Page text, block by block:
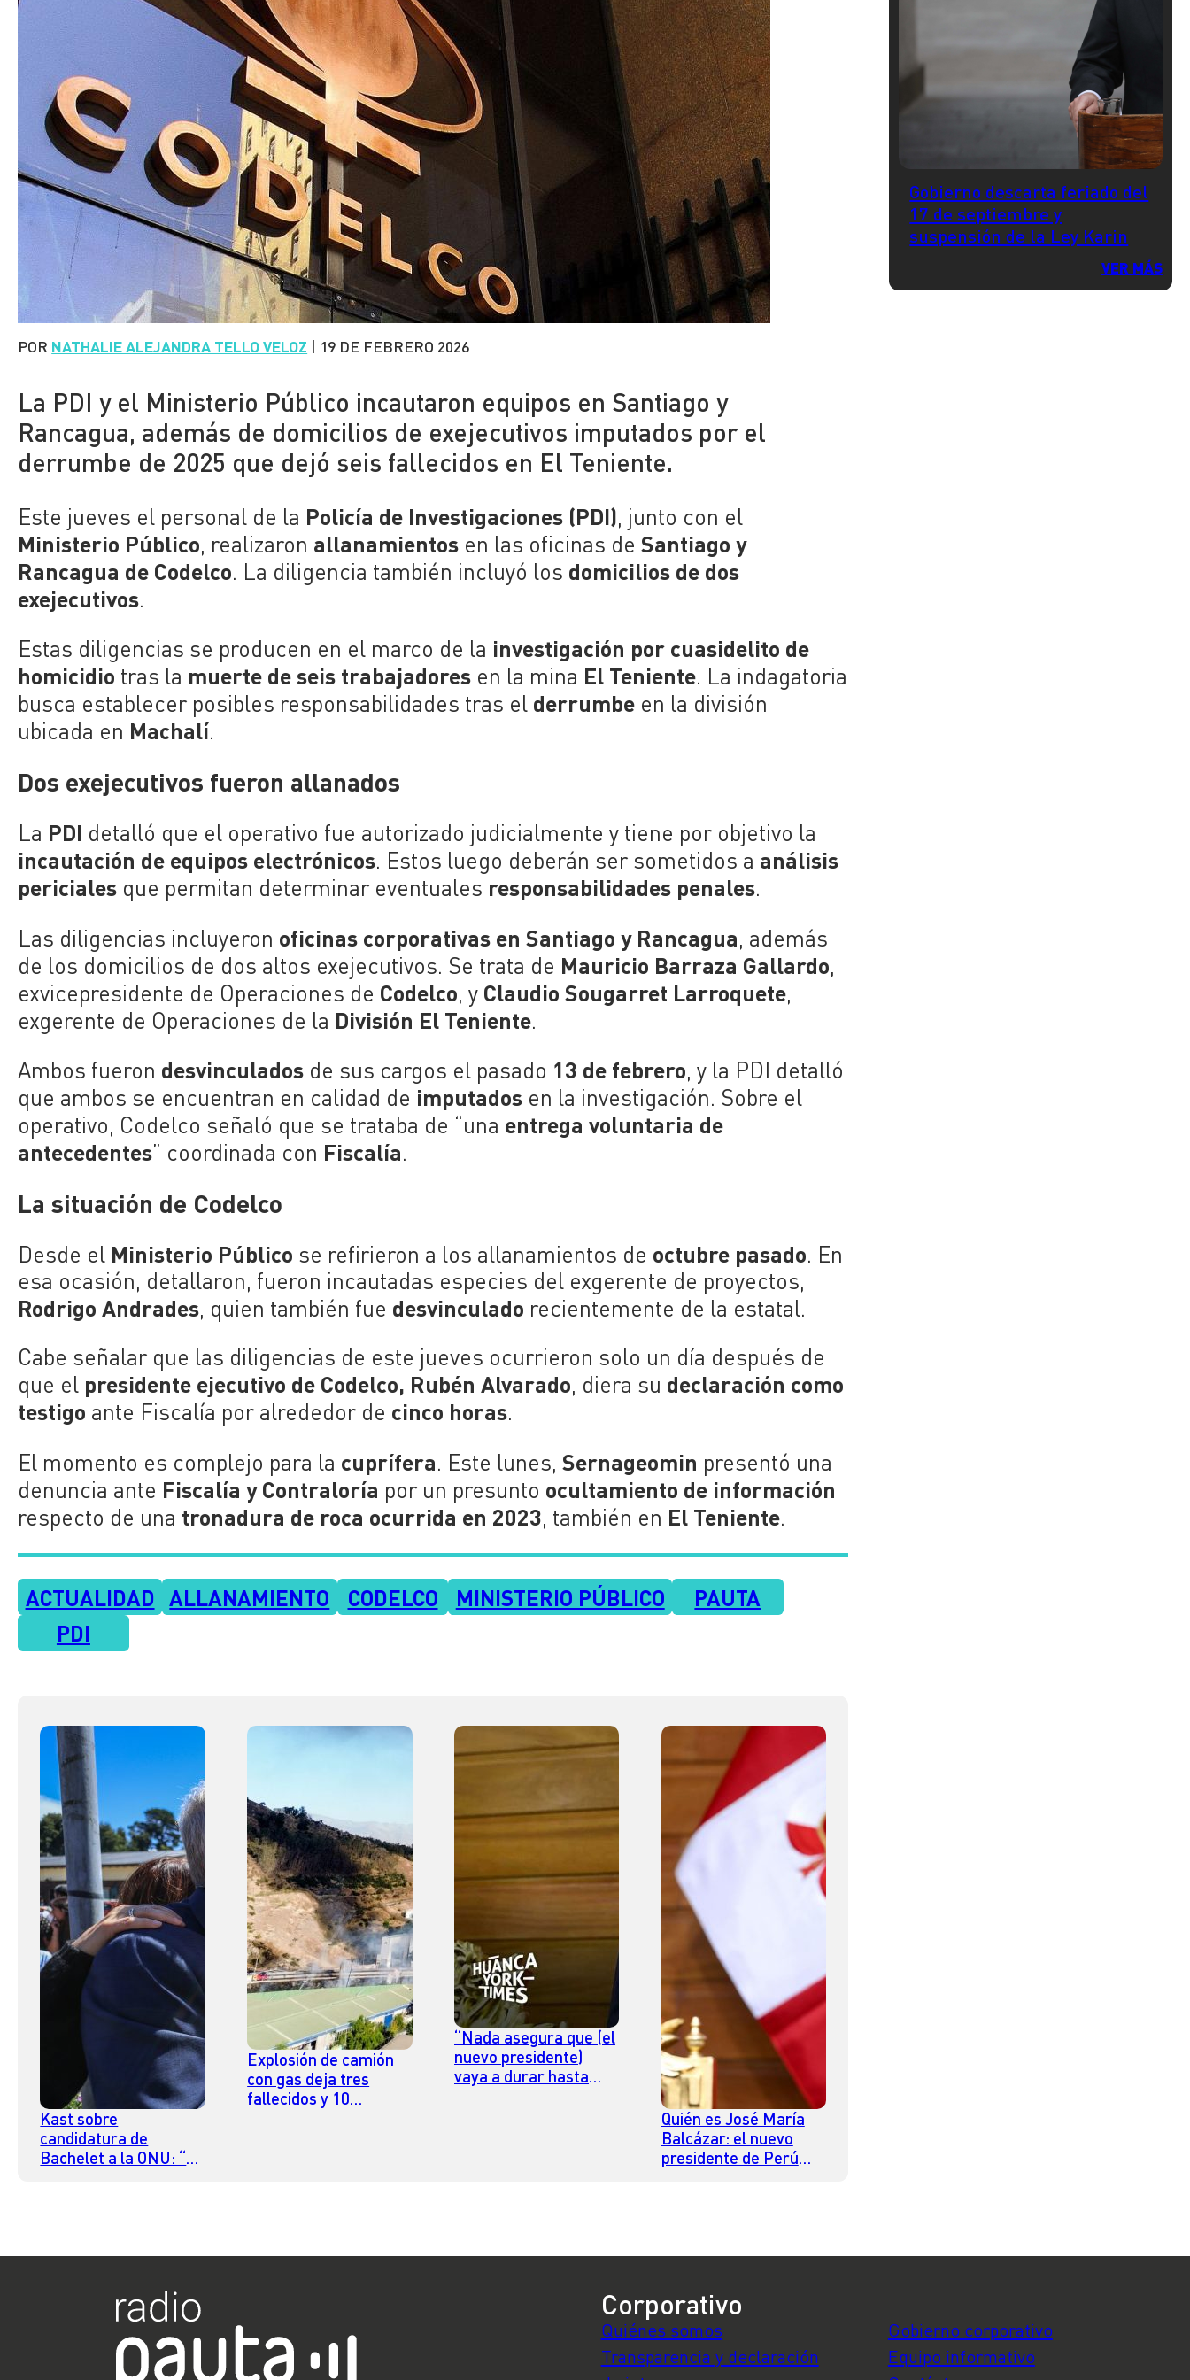
POR NATHALIE ALEJANDRA TELLO VELOZ | 19 DE FEBRERO 2026
La PDI y el Ministerio Público incautaron equipos en Santiago y
Rancagua, además de domicilios de exejecutivos imputados por el
derrumbe de 2025 que dejó seis fallecidos en El Teniente.
Este jueves el personal de la Policía de Investigaciones (PDI), junto con el
Ministerio Público, realizaron allanamientos en las oficinas deSantiago y
Rancagua de Codelco. La diligencia también incluyó los domicilios de dos
exejecutivos.
Estas diligencias se producen en el marco de la investigación por cuasidelito de
homicidio tras la muerte de seis trabajadores en la mina El Teniente. La indagatoria
busca establecer posibles responsabilidades tras el derrumbe en la división
ubicada en Machalí.
Dos exejecutivos fueron allanados
La PDI detalló que el operativo fue autorizado judicialmente y tiene por objetivo la
incautación de equipos electrónicos. Estos luego deberán ser sometidos a análisis
periciales que permitan determinar eventuales responsabilidades penales.
Las diligencias incluyeron oficinas corporativas en Santiago y Rancagua, además
de los domicilios de dos altos exejecutivos. Se trata de Mauricio Barraza Gallardo,
exvicepresidente de Operaciones de Codelco, y Claudio Sougarret Larroquete,
exgerente de Operaciones de la División El Teniente.
Ambos fueron desvinculados de sus cargos el pasado 13 de febrero, y la PDI detalló
que ambos se encuentran en calidad de imputados en la investigación. Sobre el
operativo, Codelco señaló que se trataba de “una entrega voluntaria de
antecedentes” coordinada con Fiscalía.
La situación de Codelco
Desde el Ministerio Público se refirieron a los allanamientos de octubre pasado. En
esa ocasión, detallaron, fueron incautadas especies del exgerente de proyectos,
Rodrigo Andrades, quien también fue desvinculado recientemente de la estatal.
Cabe señalar que las diligencias de este jueves ocurrieron solo un día después de
que el presidente ejecutivo de Codelco, Rubén Alvarado, diera su declaración como
testigo ante Fiscalía por alrededor de cinco horas.
El momento es complejo para la cuprífera. Este lunes,Sernageomin presentó una
denuncia ante Fiscalía y Contraloría por un presunto ocultamiento de información
respecto de una tronadura de roca ocurrida en 2023, también en El Teniente.
ACTUALIDAD ALLANAMIENTO CODELCO MINISTERIO PÚBLICO
PAUTA
PDI
Kast sobre
candidatura de
Bachelet a la ONU: “Si
Puerto”
Explosión de camión
con gas deja tres
fallecidos y 10
“Nada asegura que (el
nuevo presidente)
vaya a durar hasta
Quién es José María
Balcázar: el nuevo
presidente de Perú
Gobierno descarta feriado del
17 de septiembre y
suspensión de la Ley Karin
VER MÁS
Corporativo
Quiénes somos
Transparencia y declaración
Gobierno corporativo
Equipo informativo